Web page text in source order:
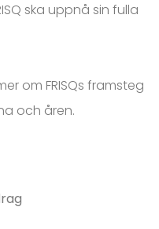
ska uppnå sin fulla
om FRISQs framsteg
och åren.